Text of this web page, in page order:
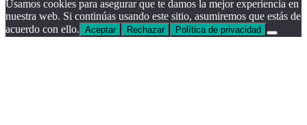
Usamos cookies para asegurar que te damos la mejor experiencia en
nuestra web. Si continúas usando este sitio, asumiremos que estás de
acuerdo con ello. Aceptar Rechazar Política de privacidad